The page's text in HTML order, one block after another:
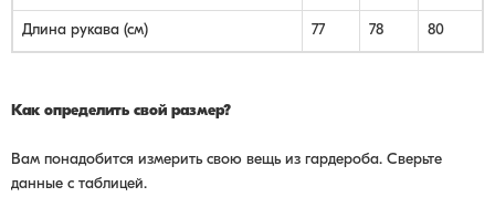
Длина рукава (см) 77 78 80
Как определить свой размер?
Вам понадобится измерить свою вещь из гардероба. Сверьте
данные с таблицей.